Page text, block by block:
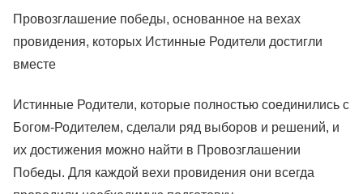
Провозглашение победы, основанное на вехах
провидения, которых Истинные Родители достигли
вместе
Истинные Родители, которые полностью соединились с
Богом-Родителем, сделали ряд выборов и решений, и
их достижения можно найти в Провозглашении
Победы. Для каждой вехи провидения они всегда